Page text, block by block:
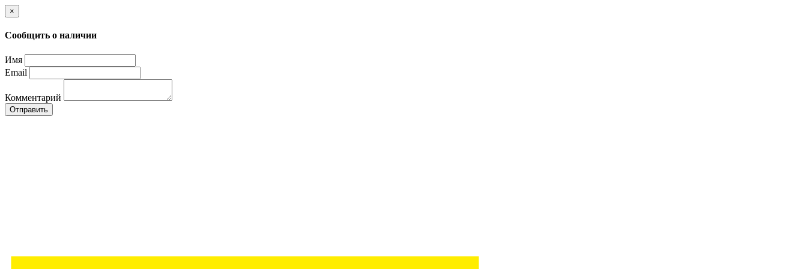
×
Сообщить о наличии
Имя
Email
Комментарий
Отправить